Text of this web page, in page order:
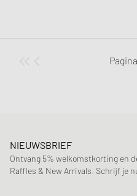
Pagina
NIEUWSBRIEF
Ontvang 5% welkomstkorting en
Raffles & New Arrivals. Schrijf je